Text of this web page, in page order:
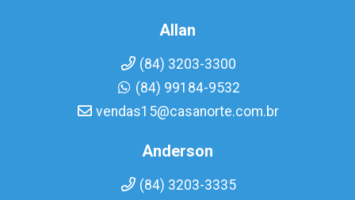
Allan
(84) 3203-3300
(84) 99184-9532
vendas15@casanorte.com.br
Anderson
(84) 3203-3335